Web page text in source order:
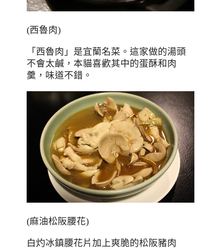
(西魯肉)
「西魯肉」是宜蘭名菜。這家做的湯頭
不會太鹹，本貓喜歡其中的蛋酥和肉
羹，味道不錯。
(麻油松阪腰花)
白灼冰鎮腰花片加上爽脆的松阪豬肉